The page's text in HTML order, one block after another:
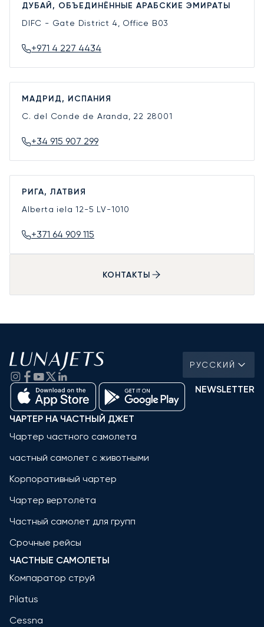
ДУБАЙ, ОБЪЕДИНЁННЫЕ АРАБСКИЕ ЭМИРАТЫ
DIFC - Gate District 4, Office B03
+971 4 227 4434
МАДРИД, ИСПАНИЯ
C. del Conde de Aranda, 22 28001
+34 915 907 299
РИГА, ЛАТВИЯ
Alberta iela 12-5 LV-1010
+371 64 909 115
КОНТАКТЫ
РУССКИЙ
NEWSLETTER
ЧАРТЕР НА ЧАСТНЫЙ ДЖЕТ
Чартер частного самолета
частный самолет с животными
Корпоративный чартер
Чартер вертолёта
Частный самолет для групп
Срочные рейсы
ЧАСТНЫЕ САМОЛЕТЫ
Компаратор струй
Pilatus
Cessna